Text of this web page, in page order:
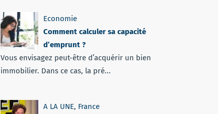
Economie
Comment calculer sa capacité
d’emprunt ?
Vous envisagez peut-être d’acquérir un bien
immobilier. Dans ce cas, la pré...
A LA UNE, France